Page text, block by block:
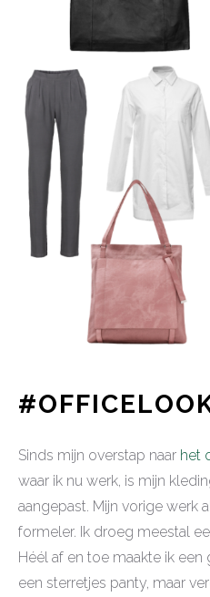
Sinds mijn overstap naar het
waar ik nu werk, is mijn
aangepast. Mijn vorige werk
formeler. Ik droeg meestal
Héél af en toe maakte ik
een sterretjes panty, maar